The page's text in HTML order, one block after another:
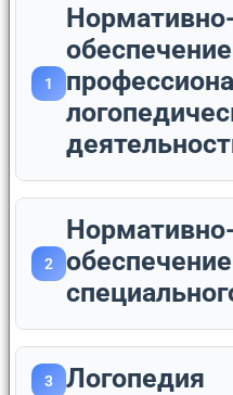
1
обеспечение
2
3 Логопедия